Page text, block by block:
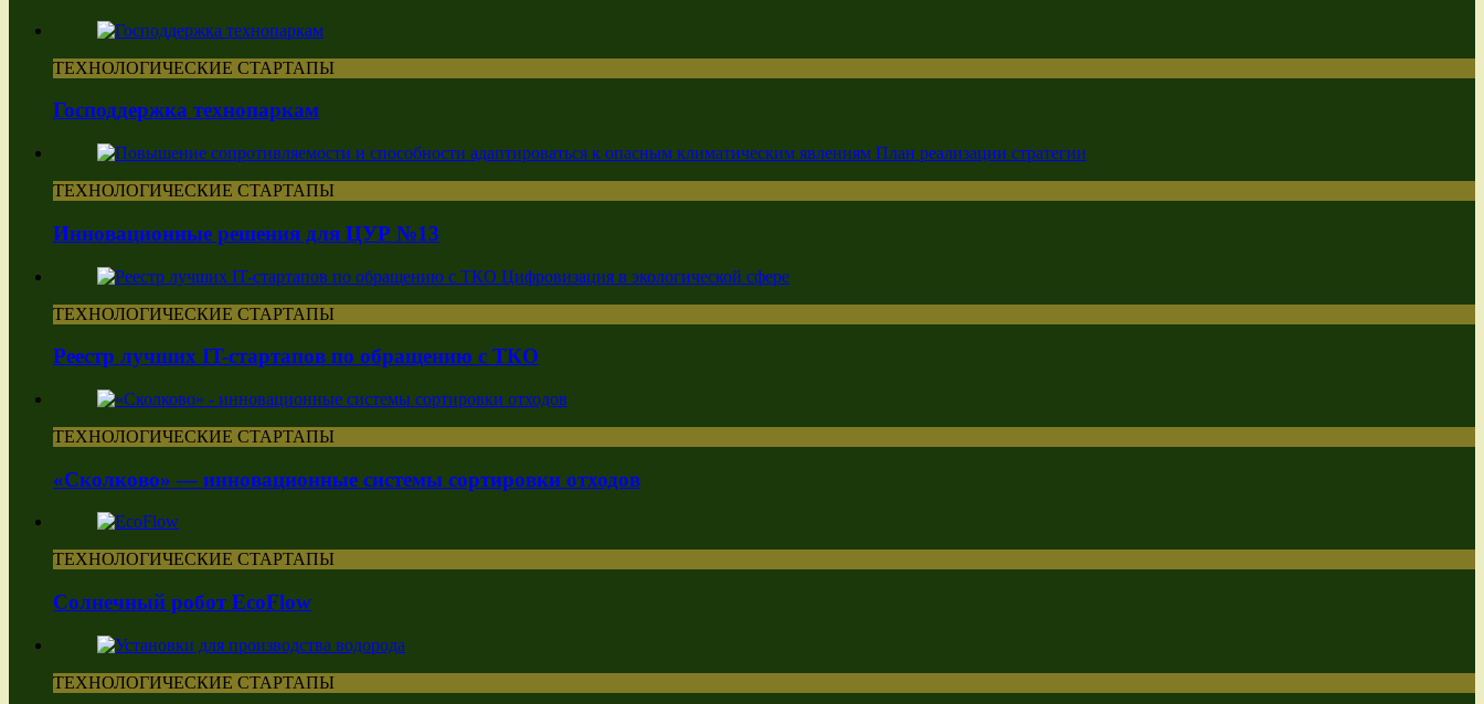
ТЕХНОЛОГИЧЕСКИЕ СТАРТАПЫ
Господдержка технопаркам
ТЕХНОЛОГИЧЕСКИЕ СТАРТАПЫ
Инновационные решения для ЦУР №13
ТЕХНОЛОГИЧЕСКИЕ СТАРТАПЫ
Реестр лучших IT-стартапов по обращению с ТКО
ТЕХНОЛОГИЧЕСКИЕ СТАРТАПЫ
«Сколково» — инновационные системы сортировки отходов
ТЕХНОЛОГИЧЕСКИЕ СТАРТАПЫ
Солнечный робот EcoFlow
ТЕХНОЛОГИЧЕСКИЕ СТАРТАПЫ